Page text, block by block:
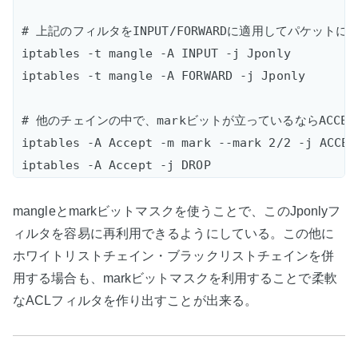
# 上記のフィルタをINPUT/FORWARDに適用してパケットに
iptables -t mangle -A INPUT -j Jponly
iptables -t mangle -A FORWARD -j Jponly
# 他のチェインの中で、markビットが立っているなら
iptables -A Accept -m mark --mark 2/2 -j
mangleとmarkビットマスクを使うことで、このJponlyフ
ィルタを容易に再利用できるようにしている。この他に
ホワイトリストチェイン・ブラックリストチェインを併
用する場合も、markビットマスクを利用することで柔軟
なACLフィルタを作り出すことが出来る。